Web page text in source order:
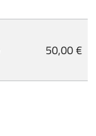
50,00 €